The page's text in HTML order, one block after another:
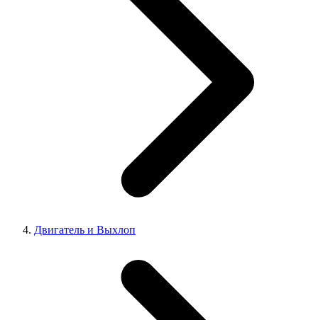
Двигатель и Выхлоп